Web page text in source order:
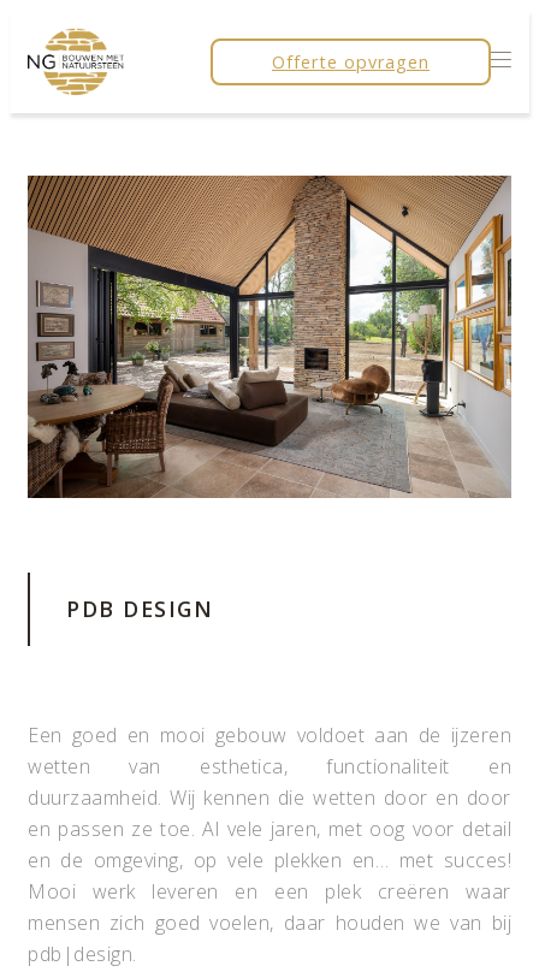
Offerte opvragen
PDB DESIGN
Een goed en mooi gebouw voldoet aan de ijzeren
wetten van esthetica, functionaliteit en
duurzaamheid. Wij kennen die wetten door en door
en passen ze toe. Al vele jaren, met oog voor detail
en de omgeving, op vele plekken en… met succes!
Mooi werk leveren en een plek creëren waar
mensen zich goed voelen, daar houden we van bij
pdb|design.